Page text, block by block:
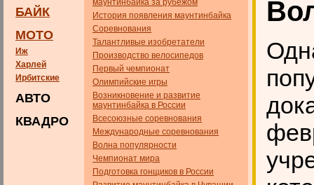
БАЙК
МОТО
Иж
Харлей
Ирбитские
АВТО
КВАДРО
маунтинбайка за рубежом
История появления маунтинбайка
Соревнования
Талантливые изобретатели
Производство велосипедов
Первый чемпионат
Олимпийские игры
Возникновение и развитие
маунтинбайка в России
Всесоюзные соревнования
Международные соревнования
Волна популярности
Чемпионат мира
Подготовка гонщиков в России